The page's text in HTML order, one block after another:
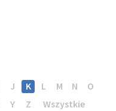
J K L M N
O
Y Z Wszystkie